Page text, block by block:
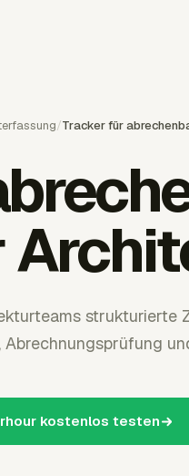
/Tracker für
strukturierte
Abrechnungsprüfung
kostenlos testen